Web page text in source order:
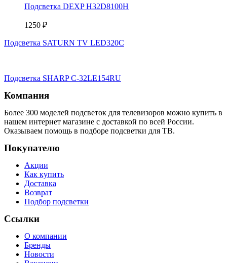
Подсветка DEXP H32D8100H
1250 ₽
Подсветка SATURN TV LED320C
Подсветка SHARP C-32LE154RU
Компания
Более 300 моделей подсветок для телевизоров можно купить в
нашем интернет магазине с доставкой по всей России.
Оказываем помощь в подборе подсветки для ТВ.
Покупателю
Акции
Как купить
Доставка
Возврат
Подбор подсветки
Ссылки
О компании
Бренды
Новости